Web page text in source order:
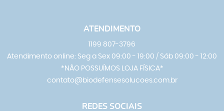
ATENDIMENTO
1199 807-3796
Atendimento online: Seg a Sex 09:00 - 19:00 / Sáb 09:00 - 12:00
*NÃO POSSUÍMOS LOJA FÍSICA*
contato@biodefensesolucoes.com.br
REDES SOCIAIS